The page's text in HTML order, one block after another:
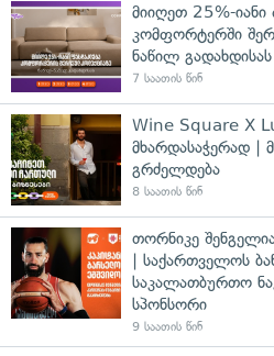
მიიღეთ 25%-
კომფორტერში
ნაწილ გადახდისას
7 საათის წინ
Wine Square X
მხარდასაჭერად |
გრძელდება
8 საათის წინ
თორნიკე
| საქართველოს
საკალათბურთო
სპონსორი
9 საათის წინ